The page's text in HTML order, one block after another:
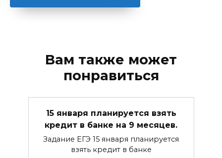
Вам также может
понравиться
15 января планируется взять
кредит в банке на 9 месяцев.
Задание ЕГЭ 15 января планируется
взять кредит в банке